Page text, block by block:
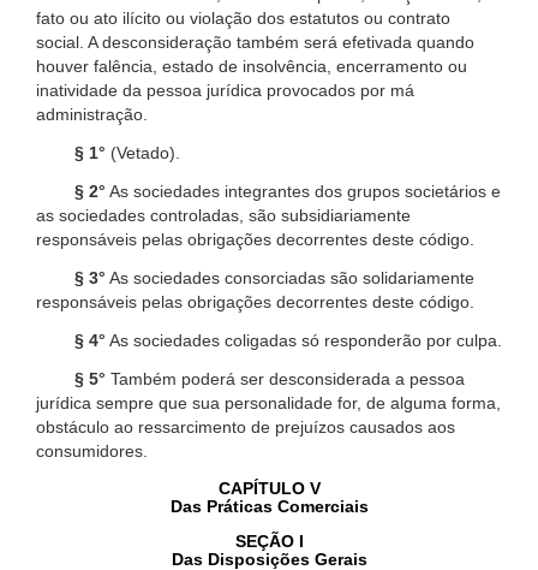
fato ou ato ilícito ou violação dos estatutos ou contrato
social. A desconsideração também será efetivada quando
houver falência, estado de insolvência, encerramento ou
inatividade da pessoa jurídica provocados por má
administração.
§ 1° (Vetado).
§ 2° As sociedades integrantes dos grupos societários e
as sociedades controladas, são subsidiariamente
responsáveis pelas obrigações decorrentes deste código.
§ 3° As sociedades consorciadas são solidariamente
responsáveis pelas obrigações decorrentes deste código.
§ 4° As sociedades coligadas só responderão por culpa.
§ 5° Também poderá ser desconsiderada a pessoa
jurídica sempre que sua personalidade for, de alguma forma,
obstáculo ao ressarcimento de prejuízos causados aos
consumidores.
CAPÍTULO V
Das Práticas Comerciais
SEÇÃO I
Das Disposições Gerais